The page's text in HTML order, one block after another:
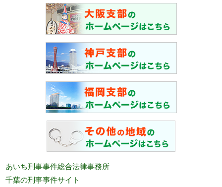
あいち刑事事件総合法律事務所
千葉の刑事事件サイト